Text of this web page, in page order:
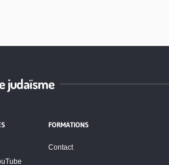
judaïsme
FORMATIONS
Contact